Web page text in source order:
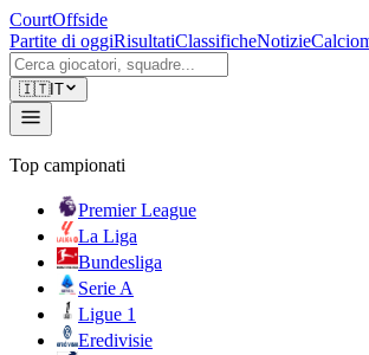
CourtOffside
Partite di oggiRisultatiClassificheNotizie
🇮🇹IT
Top campionati
Premier League
La Liga
Bundesliga
Serie A
Ligue 1
Eredivisie